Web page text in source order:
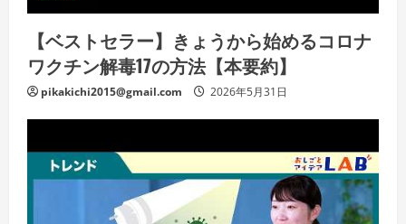
【ベストセラー】きょうから始めるコロナ
ワクチン解毒17の方法【本要約】
pikakichi2015@gmail.com 2026年5月31日